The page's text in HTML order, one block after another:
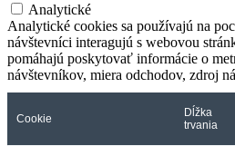
Analytické
Analytické cookies sa používajú na
návštevníci interagujú s webovou
pomáhajú poskytovať informácie o
návštevníkov, miera odchodov, zdroj
Cookie
Dĺžka
trvania